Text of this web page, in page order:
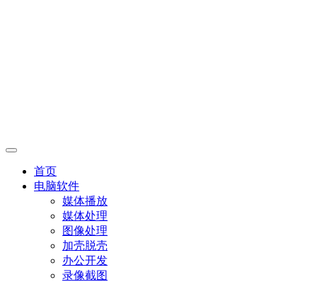
首页
电脑软件
媒体播放
媒体处理
图像处理
加壳脱壳
办公开发
录像截图